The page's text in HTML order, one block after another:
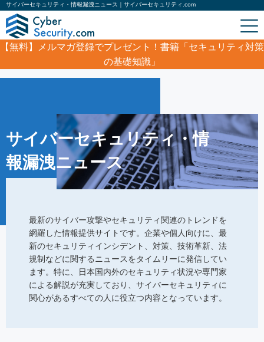
サイバーセキュリティ・情報漏洩ニュース｜サイバーセキュリティ.com
【無料】
メルマガ登録でプレゼント！書籍「セキュリティ対策
の基礎知識」
サイバーセキュリティ・情報漏洩ニュース
サイバーセキュリティ・情
報漏洩ニュース
最新のサイバー攻撃やセキュリティ関連のトレンドを
網羅した情報提供サイトです。企業や個人向けに、最
新のセキュリティインシデント、対策、技術革新、法
規制などに関するニュースをタイムリーに発信してい
ます。特に、日本国内外のセキュリティ状況や専門家
による解説が充実しており、サイバーセキュリティに
関心があるすべての人に役立つ内容となっています。